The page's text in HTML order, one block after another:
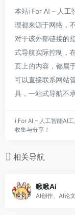
本站i For AI – 人工
理都来源于网络，
对于该外部链接的
式导航实际控制，
页上的内容，都属
可以直接联系网站
具，一站式导航不
i For AI – 人工智能AI
收集与分享！
相关导航
啾啾Ai